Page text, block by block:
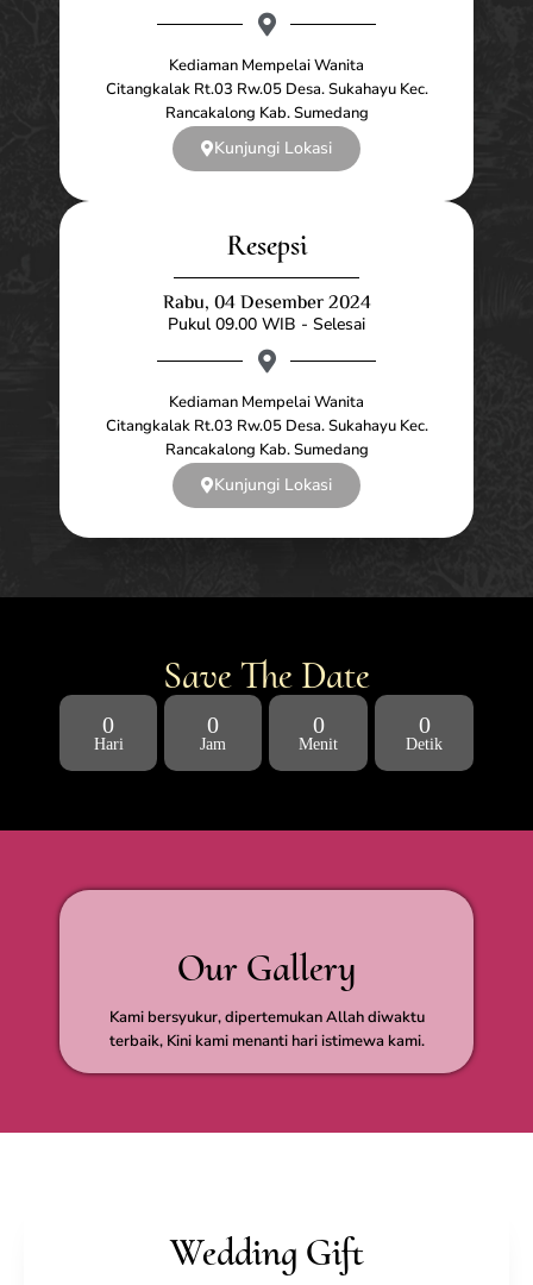
Kediaman Mempelai Wanita
Citangkalak Rt.03 Rw.05 Desa. Sukahayu Kec.
Rancakalong Kab. Sumedang
Kunjungi Lokasi
Resepsi
Rabu, 04 Desember 2024
Pukul 09.00 WIB - Selesai
Kediaman Mempelai Wanita
Citangkalak Rt.03 Rw.05 Desa. Sukahayu Kec.
Rancakalong Kab. Sumedang
Kunjungi Lokasi
Save The Date
0
Hari
0
Jam
0
Menit
0
Detik
Our Gallery
Kami bersyukur, dipertemukan Allah diwaktu
terbaik, Kini kami menanti hari istimewa kami.
Wedding Gift